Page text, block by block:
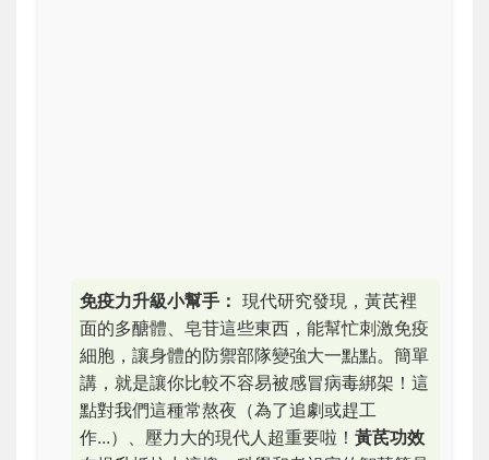
免疫力升級小幫手： 現代研究發現，黃芪裡
面的多醣體、皂苷這些東西，能幫忙刺激免疫
細胞，讓身體的防禦部隊變強大一點點。簡單
講，就是讓你比較不容易被感冒病毒綁架！這
點對我們這種常熬夜（為了追劇或趕工
作...）、壓力大的現代人超重要啦！ 黃芪功效